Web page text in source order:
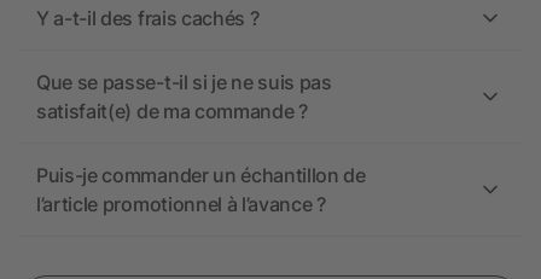
Y a-t-il des frais cachés ?
Que se passe-t-il si je ne suis pas
satisfait(e) de ma commande ?
Puis-je commander un échantillon de
l’article promotionnel à l’avance ?